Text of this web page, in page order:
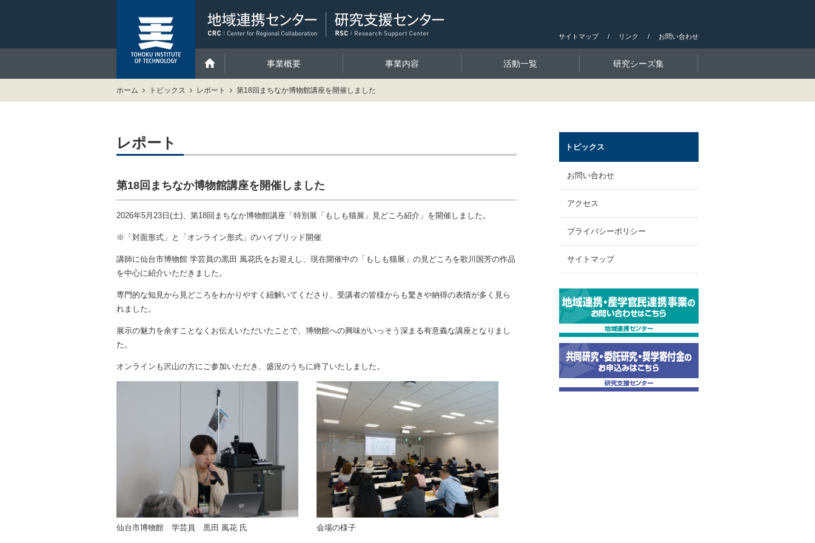
サイトマップ リンク お問い合わせ
事業概要 事業内容 活動一覧 研究シーズ集
ホーム トピックス レポート 第18回まちなか博物館講座を開催しました
レポート
第18回まちなか博物館講座を開催しました
2026年5月23日(土)、第18回まちなか博物館講座「特別展「もしも猫展」見どころ紹介」を開催しました。
※「対面形式」と「オンライン形式」のハイブリッド開催
講師に仙台市博物館 学芸員の黒田 風花氏をお迎えし、現在開催中の「もしも猫展」の見どころを歌川国芳の作品
を中心に紹介いただきました。
専門的な知見から見どころをわかりやすく紐解いてくださり、受講者の皆様からも驚きや納得の表情が多く見ら
れました。
展示の魅力を余すことなくお伝えいただいたことで、博物館への興味がいっそう深まる有意義な講座となりまし
た。
オンラインも沢山の方にご参加いただき、盛況のうちに終了いたしました。
仙台市博物館 学芸員 黒田 風花 氏 会場の様子
トピックス
お問い合わせ
アクセス
プライバシーポリシー
サイトマップ